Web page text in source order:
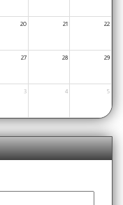
20 21 22
27 28 29
3 4 5